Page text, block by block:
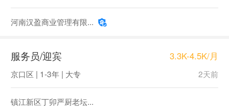
河南汉盈商业管理有限...
服务员/迎宾 3.3K-4.5K/月
京口区 | 1-3年 | 大专 2天前
镇江新区丁卯严厨老坛...